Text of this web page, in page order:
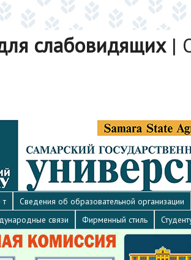
слабовидящих|
т
Сведения об образовательной организации
связи Фирменный стиль